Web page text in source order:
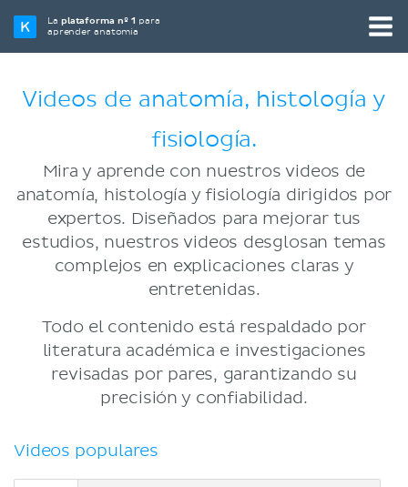
Laplataforma nº 1 para
aprender anatomía
Videos de anatomía, histología y
fisiología.
Mira y aprende con nuestros videos de
anatomía, histología y fisiología dirigidos por
expertos. Diseñados para mejorar tus
estudios, nuestros videos desglosan temas
complejos en explicaciones claras y
entretenidas.
Todo el contenido está respaldado por
literatura académica e investigaciones
revisadas por pares, garantizando su
precisión y confiabilidad.
Videos populares